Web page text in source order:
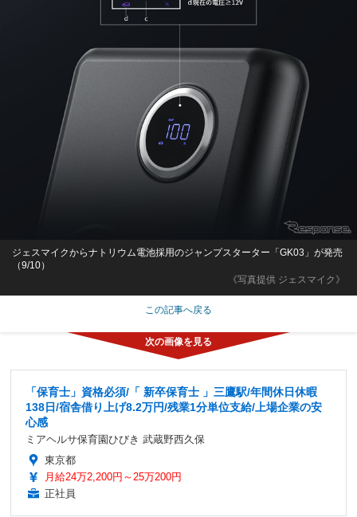
《写真提供 ジェスマイク》
ジェスマイクからナトリウム電池採用のジャンプスターター「GK03」が発売
（9/10）
この記事へ戻る
「保育士」資格必須/「 新卒保育士 」三鷹駅/年間休日休暇
138日/宿舎借り上げ8.2万円/残業1分単位支給/上場企業の安
心感
ミアヘルサ保育園ひびき 武蔵野西久保
東京都
月給24万2,200円～25万200円
正社員